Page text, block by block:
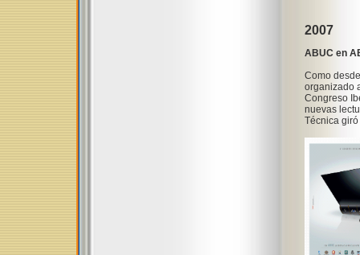
2007
ABUC en
Como
organizado
Congreso
nuevas
Técnica